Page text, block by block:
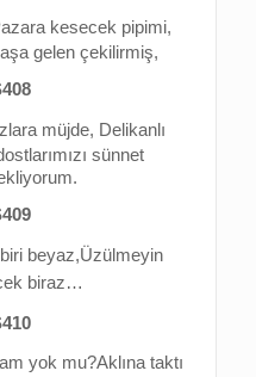
gelen çekilirmiş,
müjde, Delikanlı
sünnet
beyaz,Üzülmeyin
biraz…
yok mu?Aklına taktı